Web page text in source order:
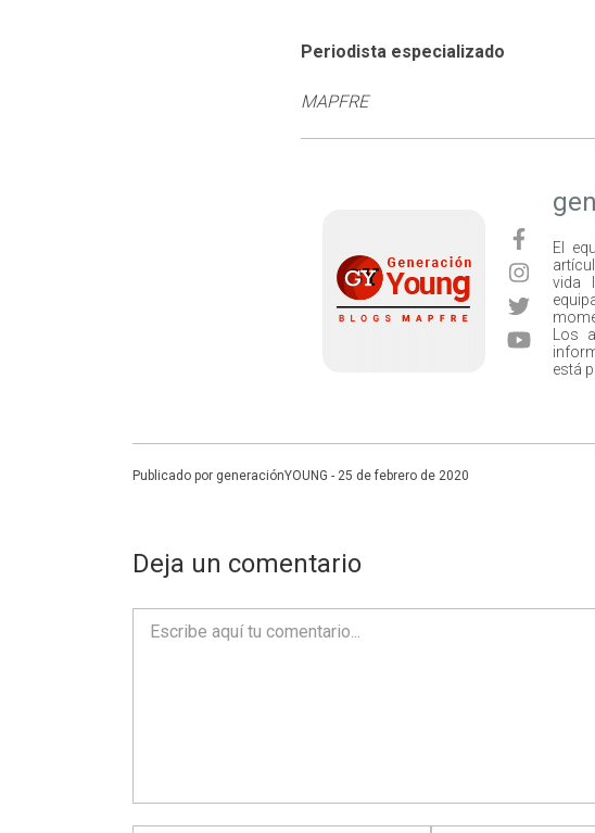
Periodista especializado
MAPFRE
El
vida
Los
está
Publicado por generaciónYOUNG - 25 de febrero de 2020
Deja un comentario